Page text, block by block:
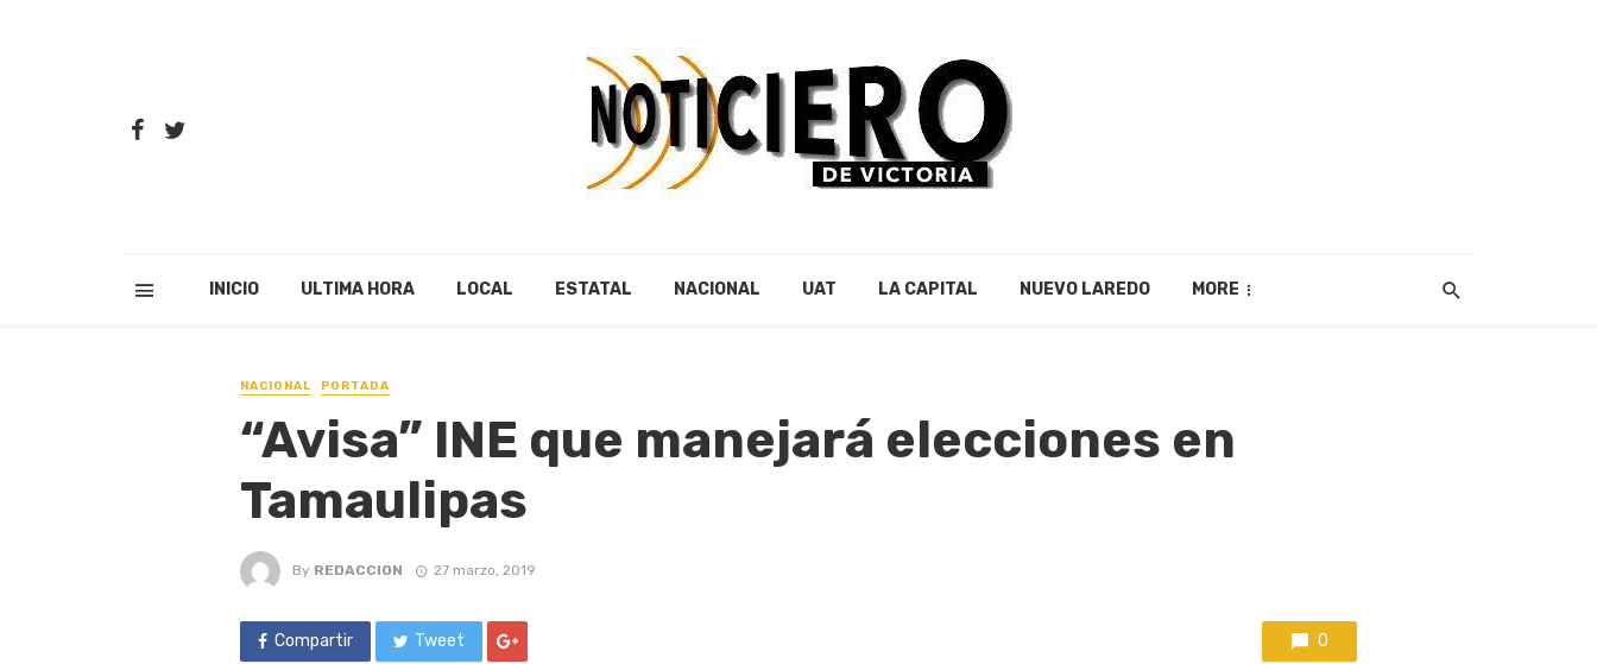
INICIO ULTIMA HORA LOCAL ESTATAL NACIONAL UAT LA CAPITAL NUEVO LAREDO MORE
NACIONAL PORTADA
“Avisa” INE que manejará elecciones en
Tamaulipas
By REDACCION 27 marzo, 2019
Compartir Tweet 0